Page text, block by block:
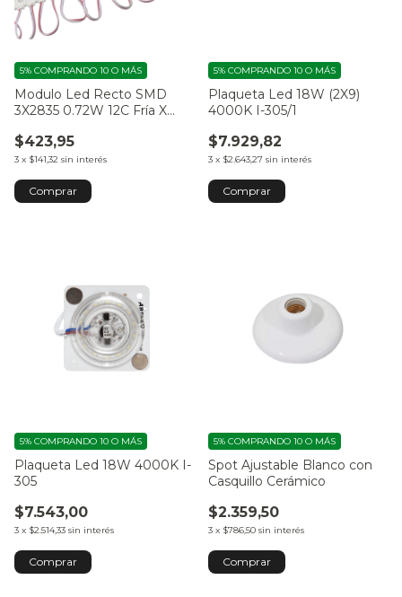
Modulo Led Recto SMD
3X2835 0.72W 12C Fría X
$423,95
3 x $141,32 sin interés
5% COMPRANDO 10 O MÁS
Plaqueta Led 18W (2X9)
4000K I-305/1
$7.929,82
3 x $2.643,27 sin interés
5% COMPRANDO 10 O MÁS
Plaqueta Led 18W 4000K I-
305
$7.543,00
3 x $2.514,33 sin interés
5% COMPRANDO 10 O MÁS
Spot Ajustable Blanco con
Casquillo Cerámico
$2.359,50
3 x $786,50 sin interés
5% COMPRANDO 10 O MÁS
Comprar